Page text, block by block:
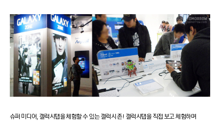
슈퍼 미디어, 갤럭시탭을 체험할 수 있는 갤럭시 존! 갤럭시탭을 직접 보고 체험하며